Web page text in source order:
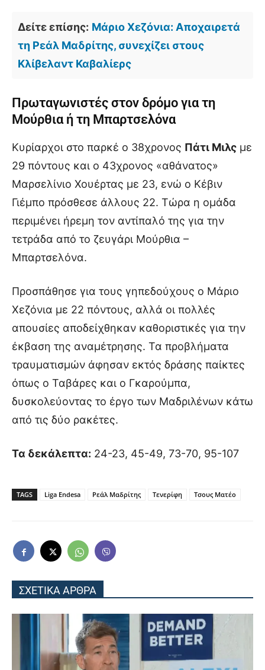
Δείτε επίσης: Μάριο Χεζόνια: Αποχαιρετά
τη Ρεάλ Μαδρίτης, συνεχίζει στους
Κλίβελαντ Καβαλίερς
Πρωταγωνιστές στον δρόμο για τη
Μούρθια ή τη Μπαρτσελόνα
Κυρίαρχοι στο παρκέ ο 38χρονος Πάτι Μιλς με
29 πόντους και ο 43χρονος «αθάνατος»
Μαρσελίνιο Χουέρτας με 23, ενώ ο Κέβιν
Γιέμπο πρόσθεσε άλλους 22. Τώρα η ομάδα
περιμένει ήρεμη τον αντίπαλό της για την
τετράδα από το ζευγάρι Μούρθια –
Μπαρτσελόνα.
Προσπάθησε για τους γηπεδούχους ο Μάριο
Χεζόνια με 22 πόντους, αλλά οι πολλές
απουσίες αποδείχθηκαν καθοριστικές για την
έκβαση της αναμέτρησης. Τα προβλήματα
τραυματισμών άφησαν εκτός δράσης παίκτες
όπως ο Ταβάρες και ο Γκαρούμπα,
δυσκολεύοντας το έργο των Μαδριλένων κάτω
από τις δύο ρακέτες.
Τα δεκάλεπτα: 24-23, 45-49, 73-70, 95-107
TAGS Liga Endesa Ρεάλ Μαδρίτης Τενερίφη Τσους Ματέο
ΣΧΕΤΙΚΑ ΑΡΘΡΑ